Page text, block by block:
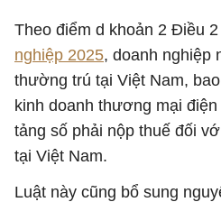
Theo điểm d khoản 2 Điều 2
nghiệp 2025, doanh nghiệp
thường trú tại Việt Nam,
kinh doanh thương mại
tảng số phải nộp thuế đối
tại Việt Nam.
Luật này cũng bổ sung